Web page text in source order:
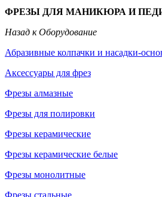
ФРЕЗЫ ДЛЯ МАНИКЮРА И
Назад к Оборудование
Абразивные колпачки и насадки-
Аксессуары для фрез
Фрезы алмазные
Фрезы для полировки
Фрезы керамические
Фрезы керамические белые
Фрезы монолитные
Фрезы стальные